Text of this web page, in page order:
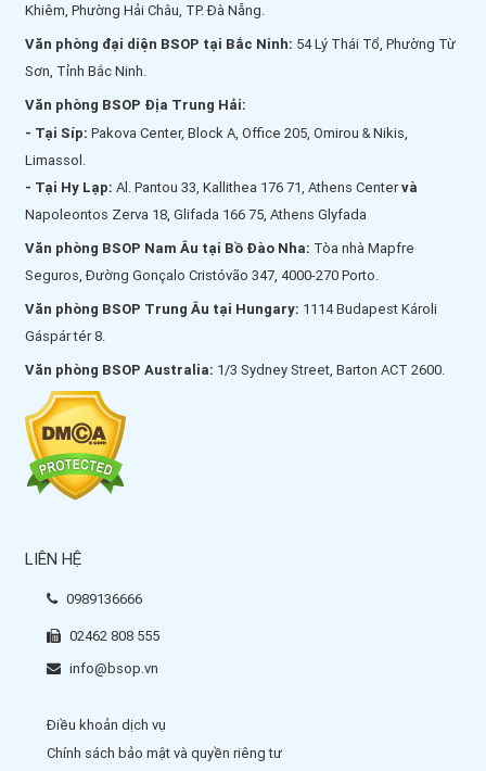
Khiêm, Phường Hải Châu, TP. Đà Nẵng.
Văn phòng đại diện BSOP tại Bắc Ninh: 54 Lý Thái Tổ, Phường Từ
Sơn, Tỉnh Bắc Ninh.
Văn phòng BSOP Địa Trung Hải:
- Tại Síp: Pakova Center, Block A, Office 205, Omirou & Nikis,
Limassol.
- Tại Hy Lạp: Al. Pantou 33, Kallithea 176 71, Athens Centervà
Napoleontos Zerva 18, Glifada 166 75, Athens Glyfada
Văn phòng BSOP Nam Âu tại Bồ Đào Nha: Tòa nhà Mapfre
Seguros, Đường Gonçalo Cristóvão 347, 4000-270 Porto.
Văn phòng BSOP Trung Âu tại Hungary: 1114 Budapest Károli
Gáspár tér 8.
Văn phòng BSOP Australia: 1/3 Sydney Street, Barton ACT 2600.
LIÊN HỆ
0989136666
02462 808 555
info@bsop.vn
Điều khoản dịch vụ
Chính sách bảo mật và quyền riêng tư